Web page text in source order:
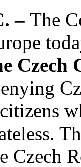
– The
Czech
Czech